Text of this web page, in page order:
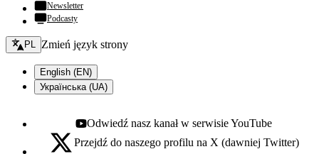
Newsletter
Podcasty
Zmień język - bieżący:
PL Zmień język strony
English (EN)
Українська (UA)
Youtube - otwiera się w nowej karcie
Odwiedź nasz kanał w serwisie YouTube
X - otwiera się w nowej karcie
Przejdź do naszego profilu na X (dawniej Twitter)